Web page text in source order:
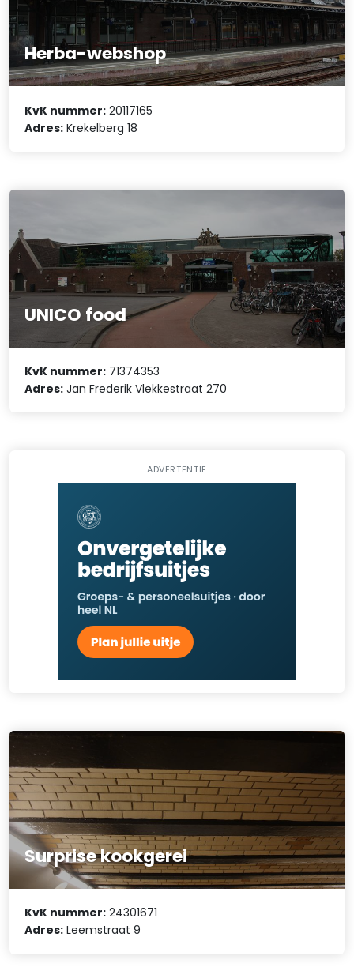
Herba-webshop
KvK nummer: 20117165
Adres: Krekelberg 18
UNICO food
KvK nummer: 71374353
Adres: Jan Frederik Vlekkestraat 270
ADVERTENTIE
Surprise kookgerei
KvK nummer: 24301671
Adres: Leemstraat 9